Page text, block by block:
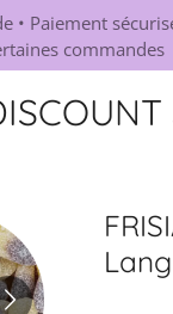
• Paiement
commandes